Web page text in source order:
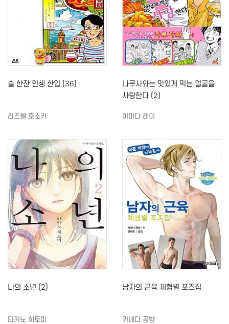
술 한잔 인생 한입 (36)
라즈웰 호소키
나루사와는 맛있게 먹는 얼굴을
사랑한다 (2)
야마다 레이
나의 소년 (2)
타카노 히토미
남자의 근육 체형별 포즈집
카네다 공방